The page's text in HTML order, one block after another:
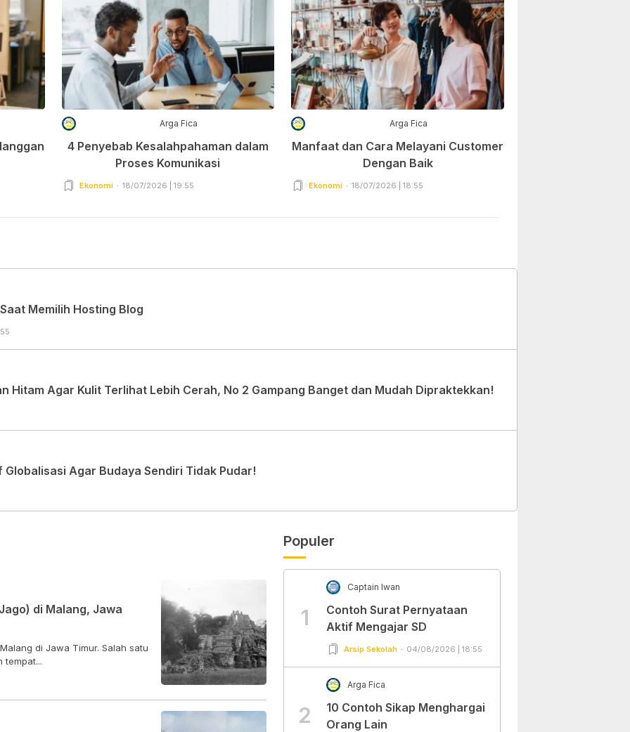
Arga Fica
4 Penyebab Kesalahpahaman dalam
Proses Komunikasi
Ekonomi 18/07/2026 | 19:55
Arga Fica
Manfaat dan Cara Melayani Customer
Dengan Baik
Ekonomi 18/07/2026 | 18:55
Memilih Hosting Blog
Hitam Agar Kulit Terlihat Lebih Cerah, No 2 Gampang Banget dan Mudah Dipraktekkan!
Agar Budaya Sendiri Tidak Pudar!
di Malang, Jawa
di Jawa Timur. Salah satu
tempat...
Populer
1
Captain Iwan
Contoh Surat Pernyataan
Aktif Mengajar SD
Arsip Sekolah 04/08/2026 | 18:55
2
Arga Fica
10 Contoh Sikap Menghargai
Orang Lain